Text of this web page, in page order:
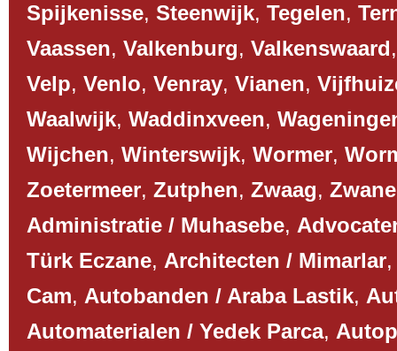
Spijkenisse, Steenwijk, Tegelen,
Vaassen, Valkenburg, Valkenswaard
Velp, Venlo, Venray, Vianen,
Waalwijk, Waddinxveen,
Wijchen, Winterswijk, Wormer,
Zoetermeer, Zutphen, Zwaag,
Administratie / Muhasebe,
Türk Eczane, Architecten / Mimarlar
Cam, Autobanden / Araba Lastik,
Automaterialen / Yedek Parca,